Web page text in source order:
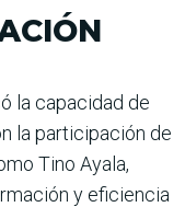
la capacidad de
la participación de
Tino Ayala,
y eficiencia